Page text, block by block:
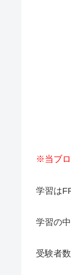
※当ブロ
学習は
学習の
受験者